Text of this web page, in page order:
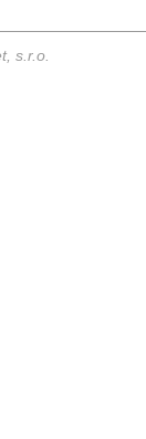
s.r.o.